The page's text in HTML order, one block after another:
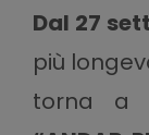
Dal 27
più
torna a